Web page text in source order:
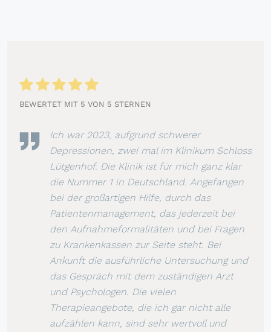
BEWERTET MIT 5 VON 5 STERNEN
Ich war 2023, aufgrund schwerer
Depressionen, zwei mal im Klinikum Schloss
Lütgenhof. Die Klinik ist für mich ganz klar
die Nummer 1 in Deutschland. Angefangen
bei der großartigen Hilfe, durch das
Patientenmanagement, das jederzeit bei
den Aufnahmeformalitäten und bei Fragen
zu Krankenkassen zur Seite steht. Bei
Ankunft die ausführliche Untersuchung und
das Gespräch mit dem zuständigen Arzt
und Psychologen. Die vielen
Therapieangebote, die ich gar nicht alle
aufzählen kann, sind sehr wertvoll und